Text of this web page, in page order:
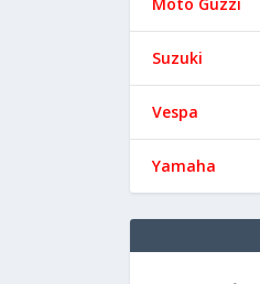
Suzuki
Vespa
Yamaha